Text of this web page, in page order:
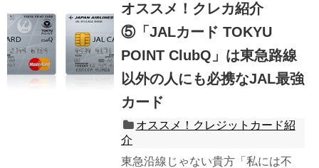
オススメ！クレカ紹介
⑤「JALカード TOKYU
POINT ClubQ」は東急路線
以外の人にも必携なJAL最強
カード
オススメ！クレジットカード紹
介
東急沿線じゃない貴方「私には不